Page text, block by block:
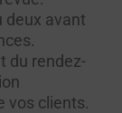
deux avant
du rendez-
vos clients.